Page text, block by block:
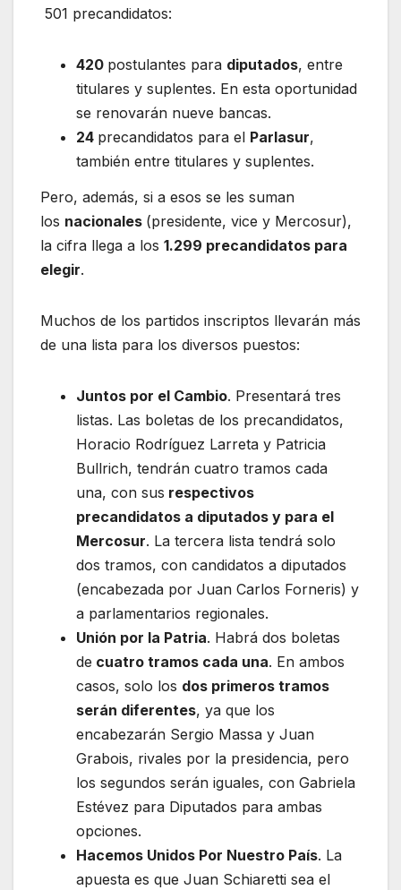
501 precandidatos:
420 postulantes para diputados, entre
titulares y suplentes. En esta oportunidad
se renovarán nueve bancas.
24 precandidatos para el Parlasur,
también entre titulares y suplentes.
Pero, además, si a esos se les suman
los nacionales (presidente, vice y Mercosur),
la cifra llega a los 1.299 precandidatos para
elegir.
Muchos de los partidos inscriptos llevarán más
de una lista para los diversos puestos:
Juntos por el Cambio. Presentará tres
listas. Las boletas de los precandidatos,
Horacio Rodríguez Larreta y Patricia
Bullrich, tendrán cuatro tramos cada
una, con sus respectivos
precandidatos a diputados y para el
Mercosur. La tercera lista tendrá solo
dos tramos, con candidatos a diputados
(encabezada por Juan Carlos Forneris) y
a parlamentarios regionales.
Unión por la Patria. Habrá dos boletas
de cuatro tramos cada una. En ambos
casos, solo los dos primeros tramos
serán diferentes, ya que los
encabezarán Sergio Massa y Juan
Grabois, rivales por la presidencia, pero
los segundos serán iguales, con Gabriela
Estévez para Diputados para ambas
opciones.
Hacemos Unidos Por Nuestro País. La
apuesta es que Juan Schiaretti sea el